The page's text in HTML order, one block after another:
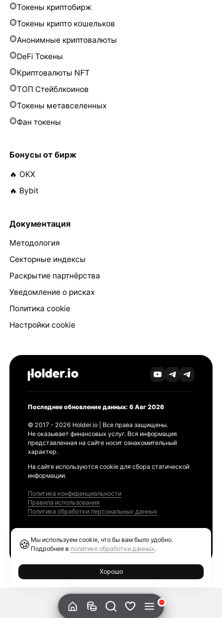
Токены криптобирж
Токены крипто кошельков
Анонимные криптовалюты
DeFi Токены
Криптовалюты NFT
ТОП Стейблкоинов
Токены метавселенных
Фан токены
Бонусы от бирж
🔥 OKX
🔥 Bybit
Документация
Методология
Секторные индексы
Раскрытие партнёрства
Уведомление о рисках
Политика cookie
Настройки cookie
Последнее обновление данных: 6 Авг 2026
© 2017 - 2026 Holder.io | Все права защищены.
Не оказывает финансовых услуг. Вся информация
представленная на сайте носит ознакомительный
характер.
На сайте используются cookie для сбора статической
информации.
Политика конфиденциальности
Правила использования
Политика обработки персональных данных
🍪 Мы используем cookie, что бы вам было удобно.
Подробнее в политике обработки данных.
Хорошо
Ethereum GAS Tracker